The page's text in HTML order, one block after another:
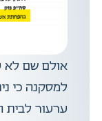
אולם שם לא
למסקנה כי
ערעור לבית